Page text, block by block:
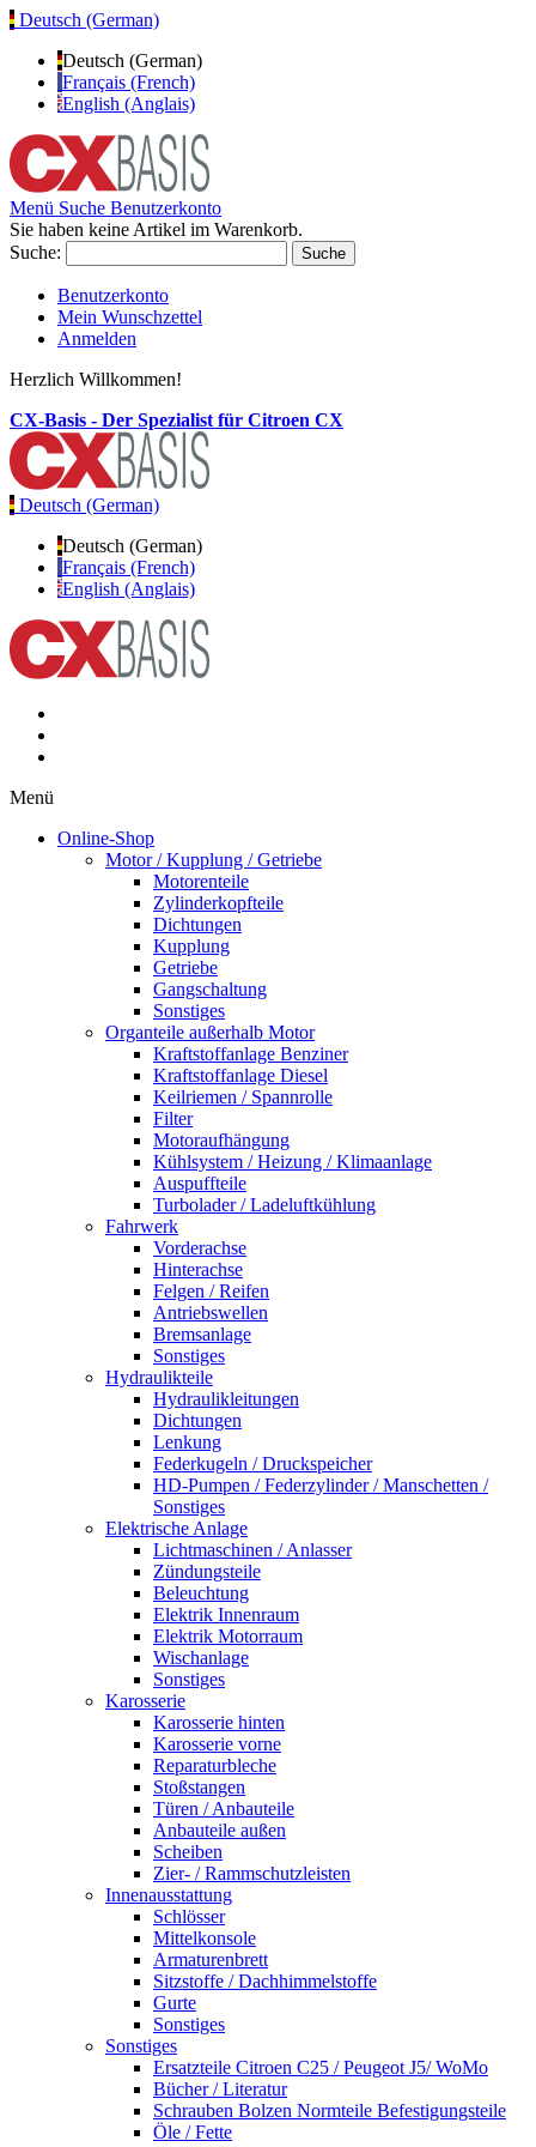
Deutsch (German)
Deutsch (German)
Français (French)
English (Anglais)
Menü Suche Benutzerkonto
Sie haben keine Artikel im Warenkorb.
Suche:
Suche
Benutzerkonto
Mein Wunschzettel
Anmelden
Herzlich Willkommen!
CX-Basis - Der Spezialist für Citroen CX
Deutsch (German)
Deutsch (German)
Français (French)
English (Anglais)
Menü
Online-Shop
Motor / Kupplung / Getriebe
Motorenteile
Zylinderkopfteile
Dichtungen
Kupplung
Getriebe
Gangschaltung
Sonstiges
Organteile außerhalb Motor
Kraftstoffanlage Benziner
Kraftstoffanlage Diesel
Keilriemen / Spannrolle
Filter
Motoraufhängung
Kühlsystem / Heizung / Klimaanlage
Auspuffteile
Turbolader / Ladeluftkühlung
Fahrwerk
Vorderachse
Hinterachse
Felgen / Reifen
Antriebswellen
Bremsanlage
Sonstiges
Hydraulikteile
Hydraulikleitungen
Dichtungen
Lenkung
Federkugeln / Druckspeicher
HD-Pumpen / Federzylinder / Manschetten /
Sonstiges
Elektrische Anlage
Lichtmaschinen / Anlasser
Zündungsteile
Beleuchtung
Elektrik Innenraum
Elektrik Motorraum
Wischanlage
Sonstiges
Karosserie
Karosserie hinten
Karosserie vorne
Reparaturbleche
Stoßstangen
Türen / Anbauteile
Anbauteile außen
Scheiben
Zier- / Rammschutzleisten
Innenausstattung
Schlösser
Mittelkonsole
Armaturenbrett
Sitzstoffe / Dachhimmelstoffe
Gurte
Sonstiges
Sonstiges
Ersatzteile Citroen C25 / Peugeot J5/ WoMo
Bücher / Literatur
Schrauben Bolzen Normteile Befestigungsteile
Öle / Fette